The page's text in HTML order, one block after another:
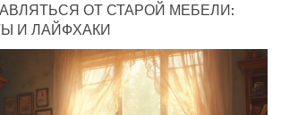
ОТ СТАРОЙ МЕБЕЛИ:
И ЛАЙФХАКИ